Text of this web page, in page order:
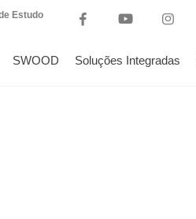
Estudo
SWOOD Soluções Integradas